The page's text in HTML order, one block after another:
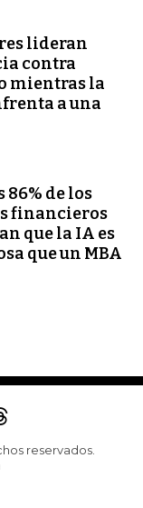
lideran
contra
mientras la
a una
86% de los
financieros
que la IA es
que un MBA
reservados.